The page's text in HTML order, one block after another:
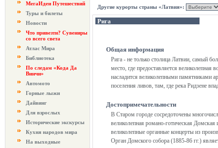
МегаИдеи Путешествий
Туры и билеты
Новости
Что привезти? Сувениры
со всего света
Атлас Мира
Библиотека
По следам «Кода Да
Винчи»
Автомото
Горные лыжи
Дайвинг
Для взрослых
Исторические экскурсы
Кухня народов мира
На выходные
Другие курорты страны «Латвия»:
Рига
Общая информация
Рига - не только столица Латвии, самый
место, где предоставляется
насладится великолепными памятниками
поселения ливов, там, где река Ридзене
Достопримечательности
В Старом городе сосредоточены
великолепная романо-готическая
великолепные органные концерты из
Орган Домского собора (1885-86 гг.)